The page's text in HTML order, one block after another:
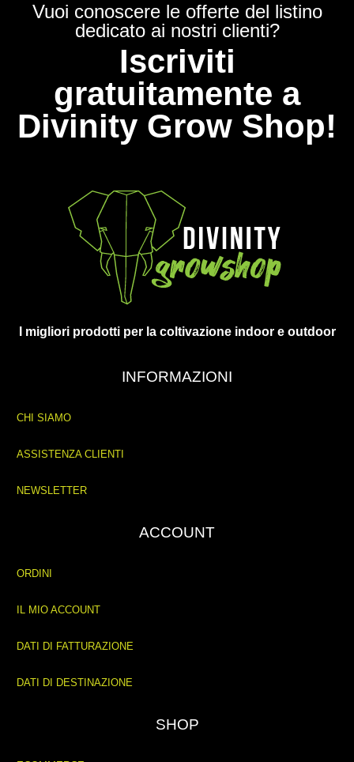
Vuoi conoscere le offerte del listino
dedicato ai nostri clienti?
Iscriviti
gratuitamente a
Divinity Grow Shop!
I migliori prodotti per la coltivazione indoor e outdoor
INFORMAZIONI
CHI SIAMO
ASSISTENZA CLIENTI
NEWSLETTER
ACCOUNT
ORDINI
IL MIO ACCOUNT
DATI DI FATTURAZIONE
DATI DI DESTINAZIONE
SHOP